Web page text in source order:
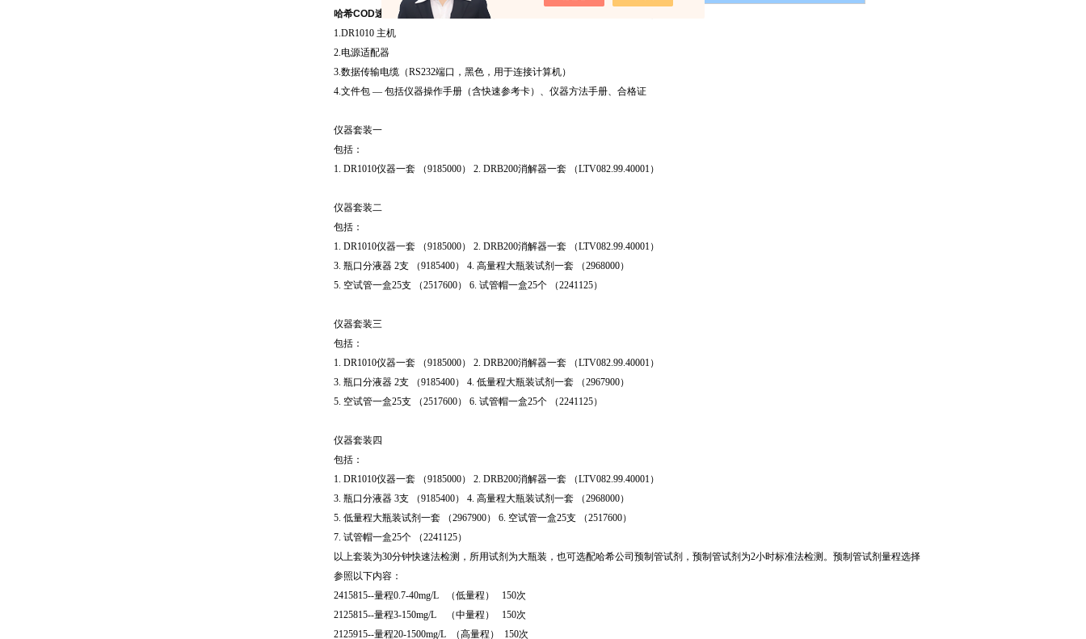
哈希COD速测仪DR1010?
订购信息
（可根据自身需求，选配以下几种套装）
1.DR1010 主机
2.电源适配器
3.数据传输电缆（RS232端口，黑色，用于连接计算机）
4.文件包 — 包括仪器操作手册（含快速参考卡）、仪器方法手册、合格证
仪器套装一
包括：
1. DR1010仪器一套 （9185000） 2. DRB200消解器一套 （LTV082.99.40001）
仪器套装二
包括：
1. DR1010仪器一套 （9185000） 2. DRB200消解器一套 （LTV082.99.40001）
3. 瓶口分液器 2支 （9185400） 4. 高量程大瓶装试剂一套 （2968000）
5. 空试管一盒25支 （2517600） 6. 试管帽一盒25个 （2241125）
仪器套装三
包括：
1. DR1010仪器一套 （9185000） 2. DRB200消解器一套 （LTV082.99.40001）
3. 瓶口分液器 2支 （9185400） 4. 低量程大瓶装试剂一套 （2967900）
5. 空试管一盒25支 （2517600） 6. 试管帽一盒25个 （2241125）
仪器套装四
包括：
1. DR1010仪器一套 （9185000） 2. DRB200消解器一套 （LTV082.99.40001）
3. 瓶口分液器 3支 （9185400） 4. 高量程大瓶装试剂一套 （2968000）
5. 低量程大瓶装试剂一套 （2967900） 6. 空试管一盒25支 （2517600）
7. 试管帽一盒25个 （2241125）
以上套装为30分钟快速法检测，所用试剂为大瓶装，也可选配哈希公司预制管试剂，预制管试剂为2小时标准法检测。预制管试剂量程选择
参照以下内容：
2415815--量程0.7-40mg/L （低量程） 150次
2125815--量程3-150mg/L （中量程） 150次
2125915--量程20-1500mg/L （高量程） 150次